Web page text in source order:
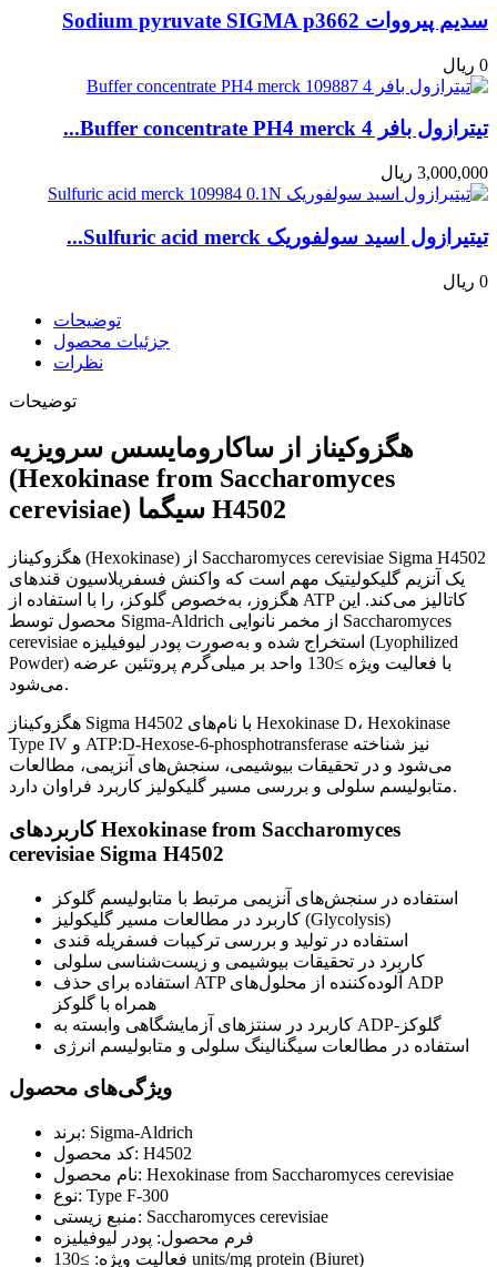
سدیم پیرووات Sodium pyruvate SIGMA p3662
0 ریال
تیترازول بافر 4 Buffer concentrate PH4 merck...
3,000,000 ریال
تیتیرازول اسید سولفوریک Sulfuric acid merck...
0 ریال
توضیحات
جزئیات محصول
نظرات
توضیحات
هگزوکیناز از ساکارومایسس سرویزیه
(Hexokinase from Saccharomyces
cerevisiae) سیگما H4502
هگزوکیناز (Hexokinase) از Saccharomyces cerevisiae Sigma H4502
یک آنزیم گلیکولیتیک مهم است که واکنش فسفریلاسیون قندهای
هگزوز، به‌خصوص گلوکز، را با استفاده از ATP کاتالیز می‌کند. این
محصول توسط Sigma-Aldrich از مخمر نانوایی Saccharomyces
cerevisiae استخراج شده و به‌صورت پودر لیوفیلیزه (Lyophilized
Powder) با فعالیت ویژه ≥130 واحد بر میلی‌گرم پروتئین عرضه
می‌شود.
هگزوکیناز Sigma H4502 با نام‌های Hexokinase D، Hexokinase
Type IV و ATP:D-Hexose-6-phosphotransferase نیز شناخته
می‌شود و در تحقیقات بیوشیمی، سنجش‌های آنزیمی، مطالعات
متابولیسم سلولی و بررسی مسیر گلیکولیز کاربرد فراوان دارد.
کاربردهای Hexokinase from Saccharomyces
cerevisiae Sigma H4502
استفاده در سنجش‌های آنزیمی مرتبط با متابولیسم گلوکز
کاربرد در مطالعات مسیر گلیکولیز (Glycolysis)
استفاده در تولید و بررسی ترکیبات فسفریله قندی
کاربرد در تحقیقات بیوشیمی و زیست‌شناسی سلولی
استفاده برای حذف ATP آلوده‌کننده از محلول‌های ADP
همراه با گلوکز
کاربرد در سنتزهای آزمایشگاهی وابسته به ADP-گلوکز
استفاده در مطالعات سیگنالینگ سلولی و متابولیسم انرژی
ویژگی‌های محصول
برند: Sigma-Aldrich
کد محصول: H4502
نام محصول: Hexokinase from Saccharomyces cerevisiae
نوع: Type F-300
منبع زیستی: Saccharomyces cerevisiae
فرم محصول: پودر لیوفیلیزه
فعالیت ویژه: ≥130 units/mg protein (Biuret)